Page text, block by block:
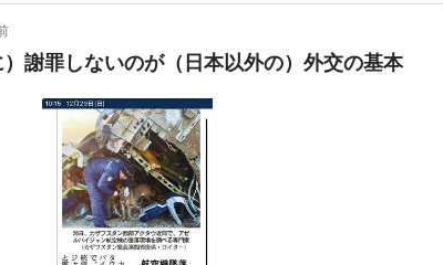
謝罪しないのが（日本以外の）外交の基本